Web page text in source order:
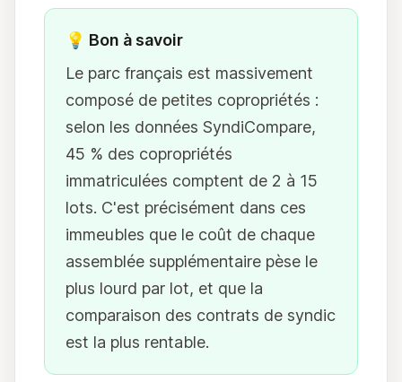
💡 Bon à savoir
Le parc français est massivement
composé de petites copropriétés :
selon les données SyndiCompare,
45 % des copropriétés
immatriculées comptent de 2 à 15
lots. C'est précisément dans ces
immeubles que le coût de chaque
assemblée supplémentaire pèse le
plus lourd par lot, et que la
comparaison des contrats de syndic
est la plus rentable.